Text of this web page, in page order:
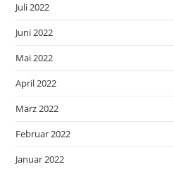
Juli 2022
Juni 2022
Mai 2022
April 2022
März 2022
Februar 2022
Januar 2022